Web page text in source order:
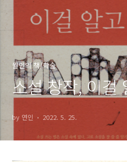
월인의 책/학술
소설 창작, 이걸
by 연인 2022. 5. 25.